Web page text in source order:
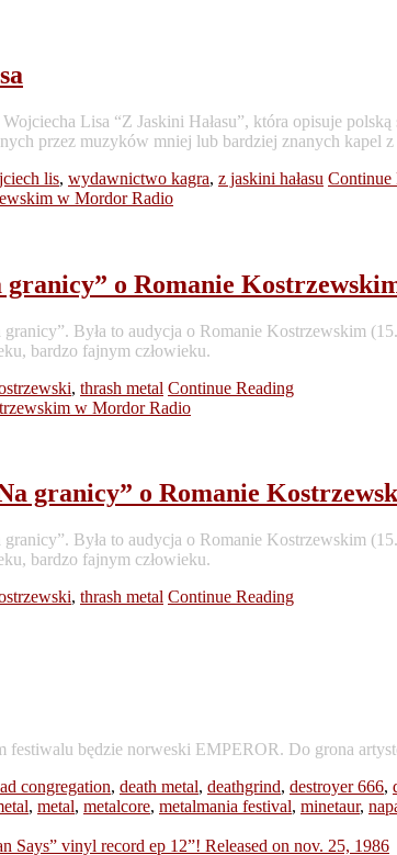
Lisa “Z Jaskini Hałasu”, która opisuje
przez muzyków mniej lub bardziej znanych
lis, wydawnictwo kagra, z jaskini hałasu Continue
o Romanie
Była to audycja o Romanie Kostrzewskim
bardzo fajnym człowieku.
, thrash metal Continue Reading
granicy” o Romanie
Była to audycja o Romanie Kostrzewskim
bardzo fajnym człowieku.
, thrash metal Continue Reading
będzie norweski EMPEROR. Do grona
congregation, death metal, deathgrind, destroyer 666,
, metal, metalcore, metalmania festival, minetaur,